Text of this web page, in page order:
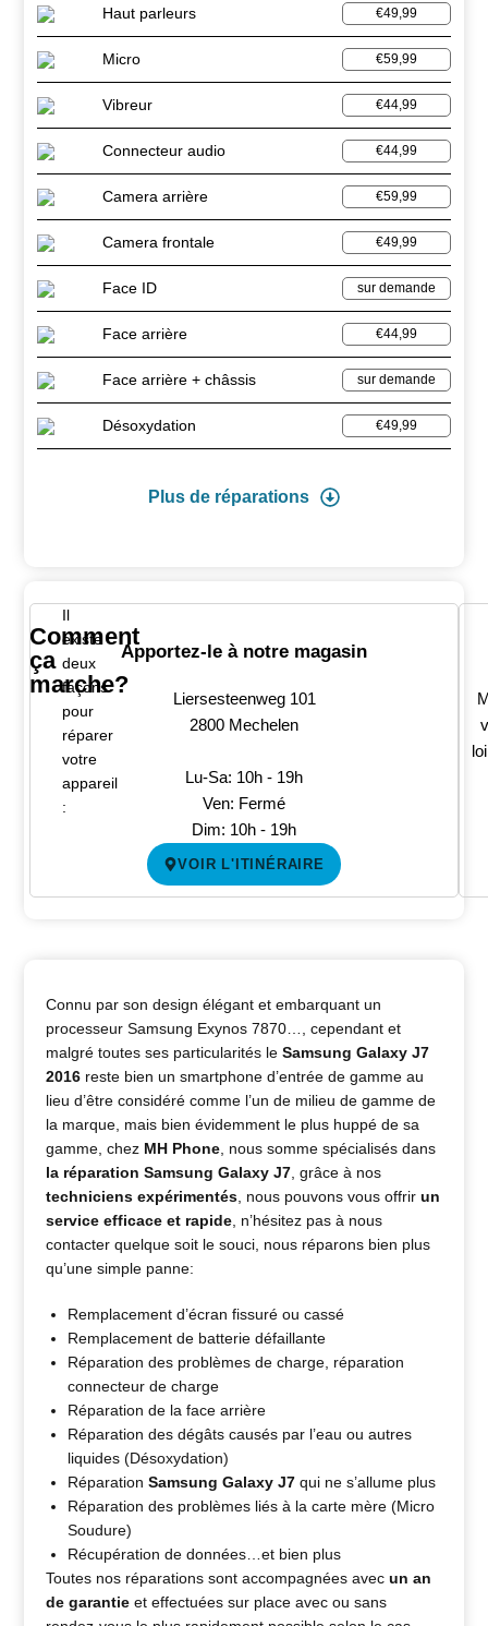
Haut parleurs €49,99
Micro €59,99
Vibreur €44,99
Connecteur audio €44,99
Camera arrière €59,99
Camera frontale €49,99
Face ID sur demande
Face arrière €44,99
Face arrière + châssis sur demande
Désoxydation €49,99
Plus de réparations
Comment
ça
marche?
Il
existe
deux
façons
pour
réparer
votre
appareil
:
Apportez-le à notre magasin
Liersesteenweg 101
2800 Mechelen
Lu-Sa: 10h - 19h
Ven: Fermé
Dim: 10h - 19h
VOIR L'ITINÉRAIRE
Connu par son design élégant et embarquant un
processeur Samsung Exynos 7870…, cependant et
malgré toutes ses particularités leSamsung Galaxy J7
2016 reste bien un smartphone d’entrée de gamme au
lieu d’être considéré comme l’un de milieu de gamme de
la marque, mais bien évidemment le plus huppé de sa
gamme, chez MH Phone , nous somme spécialisés dans
la réparation Samsung Galaxy J7 , grâce à nos
techniciens expérimentés , nous pouvons vous offrirun
service efficace et rapide , n’hésitez pas à nous
contacter quelque soit le souci, nous réparons bien plus
qu’une simple panne:
Remplacement d’écran fissuré ou cassé
Remplacement de batterie défaillante
Réparation des problèmes de charge, réparation
connecteur de charge
Réparation de la face arrière
Réparation des dégâts causés par l’eau ou autres
liquides (Désoxydation)
RéparationSamsung Galaxy J7 qui ne s’allume plus
Réparation des problèmes liés à la carte mère (Micro
Soudure)
Récupération de données…et bien plus
Toutes nos réparations sont accompagnées avec un an
de garantie et effectuées sur place avec ou sans